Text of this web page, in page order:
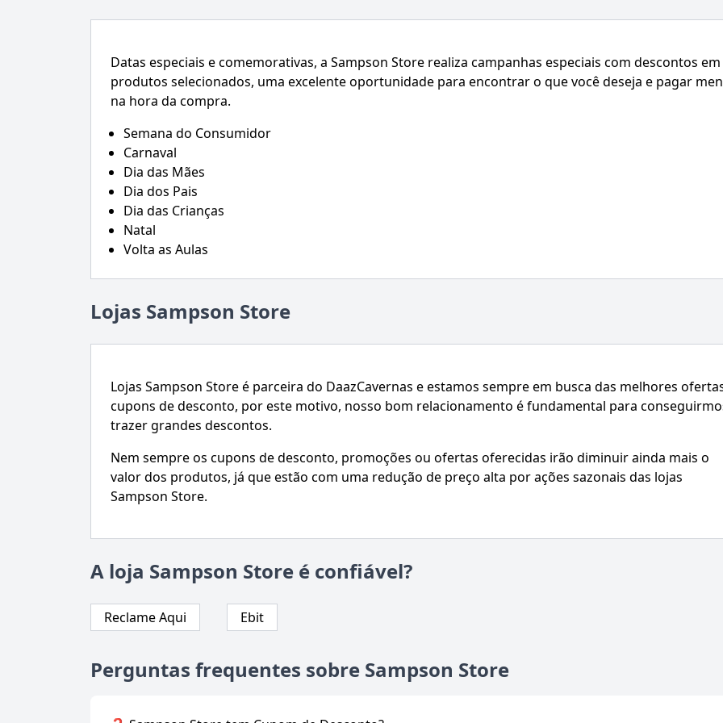
Datas especiais e comemorativas, a Sampson Store realiza campanhas especiais com descontos em
produtos selecionados, uma excelente oportunidade para encontrar o que você deseja e pagar
na hora da compra.
Semana do Consumidor
Carnaval
Dia das Mães
Dia dos Pais
Dia das Crianças
Natal
Volta as Aulas
Lojas Sampson Store
Lojas Sampson Store é parceira do DaazCavernas e estamos sempre em busca das melhores
cupons de desconto, por este motivo, nosso bom relacionamento é fundamental para
trazer grandes descontos.
Nem sempre os cupons de desconto, promoções ou ofertas oferecidas irão diminuir ainda mais o
valor dos produtos, já que estão com uma redução de preço alta por ações sazonais das lojas
Sampson Store.
A loja Sampson Store é confiável?
Reclame Aqui Ebit
Perguntas frequentes sobre Sampson Store